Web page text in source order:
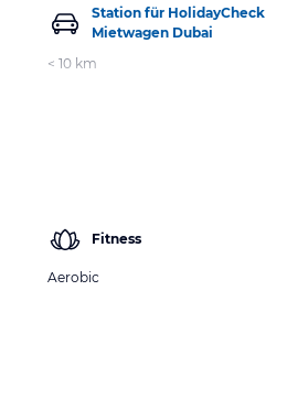
Station für HolidayCheck
Mietwagen Dubai
< 10 km
Fitness
Aerobic